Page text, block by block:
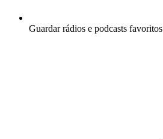
Guardar rádios e podcasts favoritos